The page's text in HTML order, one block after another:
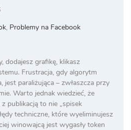
, Problemy na Facebook
dodajesz grafikę, klikasz
Frustracja, gdy algorytm
jest paraliżująca – zwłaszcza przy
Warto jednak wiedzieć, że
publikacją to nie „spisek
techniczne, które wyeliminujesz
winowajcą jest wygasły token